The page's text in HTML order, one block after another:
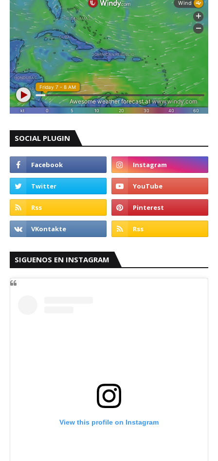
SOCIAL PLUGIN
SIGUENOS EN INSTAGRAM
View this profile on Instagram